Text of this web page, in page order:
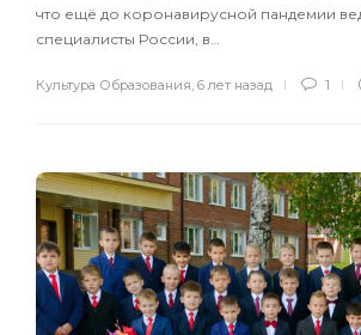
что ещё до коронавирусной пандемии
специалисты России, в…
Культура Образования, 6 лет назад 1